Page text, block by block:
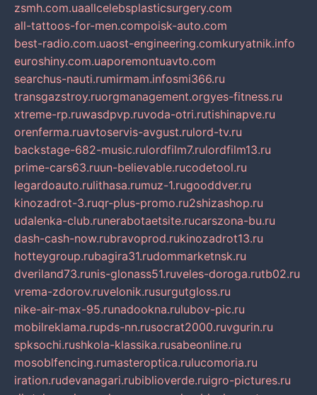
zsmh.com.uaallcelebsplasticsurgery.com
all-tattoos-for-men.compoisk-auto.com
best-radio.com.uaost-engineering.comkuryatnik.info
euroshiny.com.uaporemontuavto.com
searchus-nauti.rumirmam.infosmi366.ru
transgazstroy.ruorgmanagement.orgyes-fitness.ru
xtreme-rp.ruwasdpvp.ruvoda-otri.rutishinapve.ru
orenferma.ruavtoservis-avgust.rulord-tv.ru
backstage-682-music.rulordfilm7.rulordfilm13.ru
prime-cars63.ruun-believable.rucodetool.ru
legardoauto.rulithasa.rumuz-1.rugooddver.ru
kinozadrot-3.ruqr-plus-promo.ru2shizashop.ru
udalenka-club.runerabotaetsite.rucarszona-bu.ru
dash-cash-now.rubravoprod.rukinozadrot13.ru
hotteygroup.rubagira31.rudommarketnsk.ru
dveriland73.runis-glonass51.ruveles-doroga.rutb02.ru
vrema-zdorov.ruvelonik.rusurgutgloss.ru
nike-air-max-95.runadookna.rulubov-pic.ru
mobilreklama.rupds-nn.rusocrat2000.ruvgurin.ru
spksochi.rushkola-klassika.rusabeonline.ru
mosoblfencing.rumasteroptica.rulucomoria.ru
iration.rudevanagari.rubiblioverde.ruigro-pictures.ru